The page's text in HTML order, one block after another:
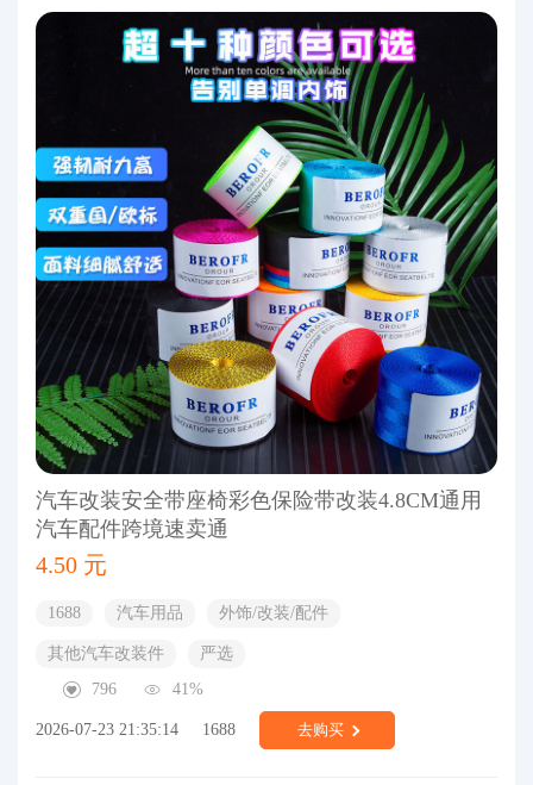
汽车改装安全带座椅彩色保险带改装4.8CM通用
汽车配件跨境速卖通
4.50 元
1688 汽车用品 外饰/改装/配件
其他汽车改装件
严选
796
41%
2026-07-23 21:35:14 1688 去购买